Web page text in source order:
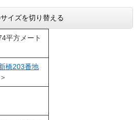
イズを切り替える
平方メート
橋203番地